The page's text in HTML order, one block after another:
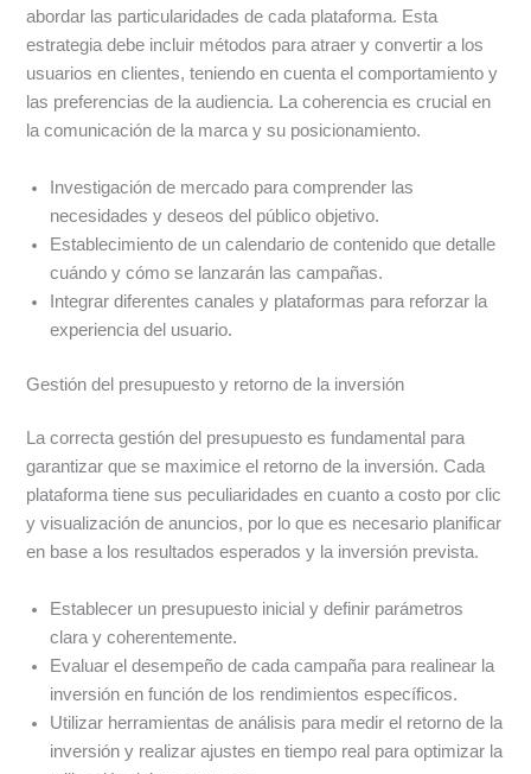
abordar las particularidades de cada plataforma. Esta
estrategia debe incluir métodos para atraer y convertir a los
usuarios en clientes, teniendo en cuenta el comportamiento y
las preferencias de la audiencia. La coherencia es crucial en
la comunicación de la marca y su posicionamiento.
Investigación de mercado para comprender las
necesidades y deseos del público objetivo.
Establecimiento de un calendario de contenido que detalle
cuándo y cómo se lanzarán las campañas.
Integrar diferentes canales y plataformas para reforzar la
experiencia del usuario.
Gestión del presupuesto y retorno de la inversión
La correcta gestión del presupuesto es fundamental para
garantizar que se maximice el retorno de la inversión. Cada
plataforma tiene sus peculiaridades en cuanto a costo por clic
y visualización de anuncios, por lo que es necesario planificar
en base a los resultados esperados y la inversión prevista.
Establecer un presupuesto inicial y definir parámetros
clara y coherentemente.
Evaluar el desempeño de cada campaña para realinear la
inversión en función de los rendimientos específicos.
Utilizar herramientas de análisis para medir el retorno de la
inversión y realizar ajustes en tiempo real para optimizar la